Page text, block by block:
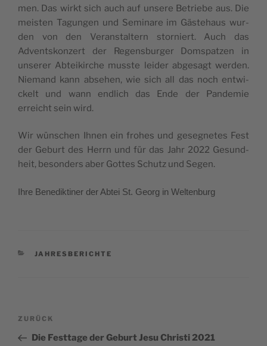
men. Das wirkt sich auch auf unse­re Betrie­be aus. Die
meis­ten Tagun­gen und Semi­na­re im Gäs­te­haus wur­
den von den Ver­an­stal­tern stor­niert. Auch das
Advents­kon­zert der Regens­bur­ger Dom­spat­zen in
unse­rer Abtei­kir­che muss­te lei­der abge­sagt wer­den.
Nie­mand kann abse­hen, wie sich all das noch ent­wi­
ckelt und wann end­lich das Ende der Pan­de­mie
erreicht sein wird.
Wir wün­schen Ihnen ein fro­hes und geseg­ne­tes Fest
der Geburt des Herrn und für das Jahr 2022 Gesund­
heit, beson­ders aber Got­tes Schutz und Segen.
Ihre Bene­dik­ti­ner der Abtei St. Georg in Weltenburg
KATEGORIEN
JAHRESBERICHTE
Beitragsnavigation
Vorheriger
Beitrag
ZURÜCK
Die Festtage der Geburt Jesu Christi 2021